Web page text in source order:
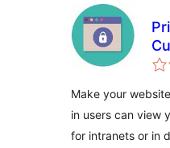
Make your
in users can view
for intranets or in